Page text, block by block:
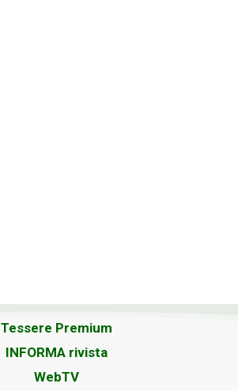
Tessere Premium
INFORMA rivista
WebTV